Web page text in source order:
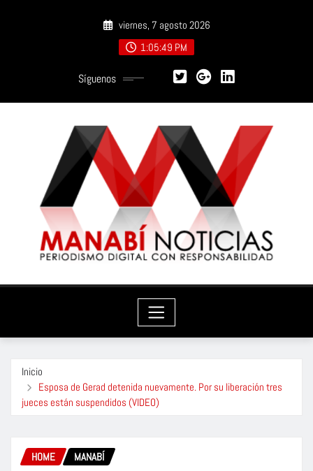
viernes, 7 agosto 2026
1:05:51 PM
Síguenos
Inicio
Esposa de Gerad detenida nuevamente. Por su liberación tres
jueces están suspendidos (VIDEO)
HOME MANABÍ